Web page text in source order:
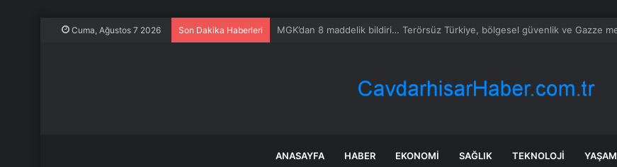
Cuma, Ağustos 7 2026 Son Dakika Haberleri Altın madalyalı dev tesis 1 euroya satışta: Sahibi olmak için tek bir şart var
ANASAYFA HABER EKONOMI SAĞLIK TEKNOLOJI YAŞAM